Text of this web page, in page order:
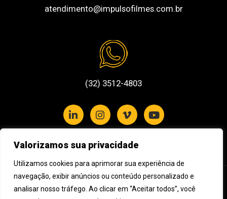
Valorizamos sua privacidade
Utilizamos cookies para aprimorar sua experiência de
navegação, exibir anúncios ou conteúdo personalizado e
analisar nosso tráfego. Ao clicar em “Aceitar todos”, você
atendimento@impulsofilmes.com.br
(32) 3512-4803
Política de Privacidade e Cookies
Assine nossa newsletter